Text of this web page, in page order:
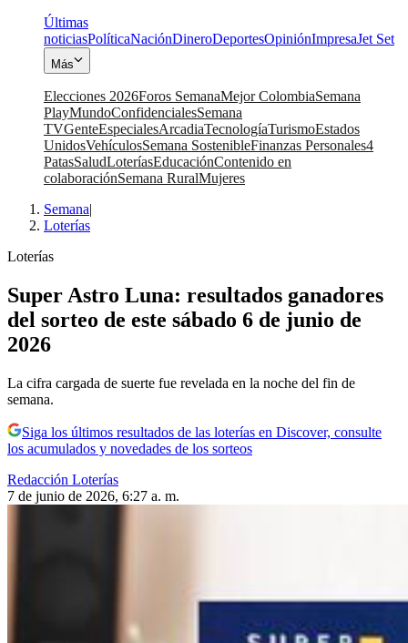
Últimas
noticiasPolíticaNaciónDineroDeportesOpiniónImpresaJet Set
Más
Elecciones 2026Foros SemanaMejor ColombiaSemana
PlayMundoConfidencialesSemana
TVGenteEspecialesArcadiaTecnologíaTurismoEstados
UnidosVehículosSemana SostenibleFinanzas Personales4
PatasSaludLoteríasEducaciónContenido en
colaboraciónSemana RuralMujeres
Semana|
Loterías
Loterías
Super Astro Luna: resultados ganadores
del sorteo de este sábado 6 de junio de
2026
La cifra cargada de suerte fue revelada en la noche del fin de
semana.
Siga los últimos resultados de las loterías en Discover, consulte
los acumulados y novedades de los sorteos
Redacción Loterías
7 de junio de 2026, 6:27 a. m.